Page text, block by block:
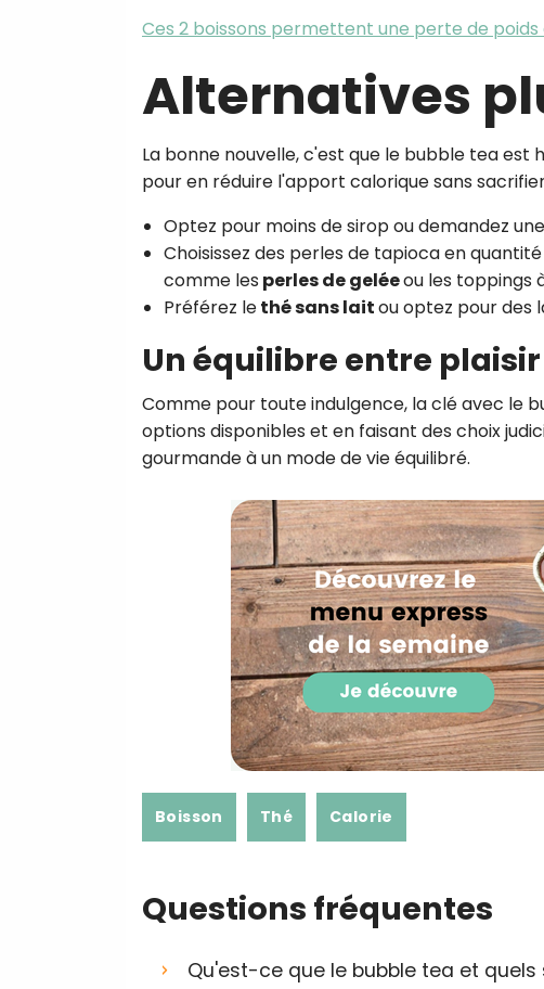
Ces 2 boissons permettent une perte de
Alternatives
La bonne nouvelle, c'est que le bubble tea est
pour en réduire l'apport calorique sans
Optez pour moins de siropou demandez
Choisissez des perles de tapioca en
comme les perles de geléeou les toppings
Préférez lethé sans laitou optez pour des
Un équilibre entre
Comme pour toute indulgence, la clé avec le
options disponibles et en faisant des choix
gourmande à un mode de vie équilibré.
Boisson Thé Calorie
Questions fréquentes
Qu'est-ce que le bubble tea et